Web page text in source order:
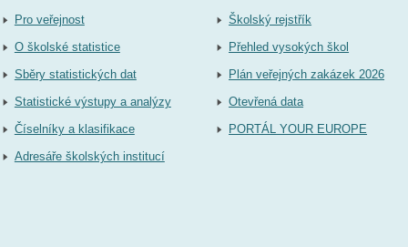
Pro veřejnost
O školské statistice
Sběry statistických dat
Statistické výstupy a analýzy
Číselníky a klasifikace
Adresáře školských institucí
Školský rejstřík
Přehled vysokých škol
Plán veřejných zakázek 2026
Otevřená data
PORTÁL YOUR EUROPE